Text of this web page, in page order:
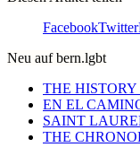
FacebookTwitter
Neu auf bern.lgbt
THE HISTORY
EN EL
SAINT
THE